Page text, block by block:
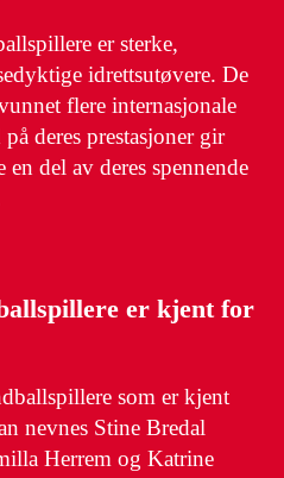
er sterke,
idrettsutøvere. De
flere internasjonale
deres prestasjoner gir
del av deres spennende
er kjent for
som er kjent
nevnes Stine Bredal
Herrem og Katrine